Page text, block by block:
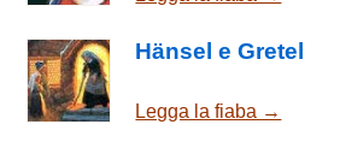
Hänsel e Gretel
Legga la fiaba →